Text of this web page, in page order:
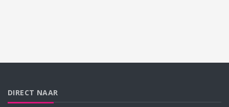
DIRECT NAAR